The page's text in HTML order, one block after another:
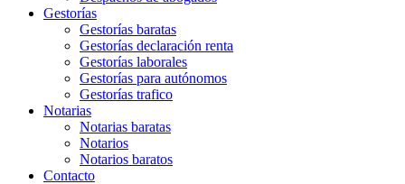
Gestorías
Gestorías baratas
Gestorías declaración renta
Gestorías laborales
Gestorías para autónomos
Gestorías trafico
Notarias
Notarias baratas
Notarios
Notarios baratos
Contacto